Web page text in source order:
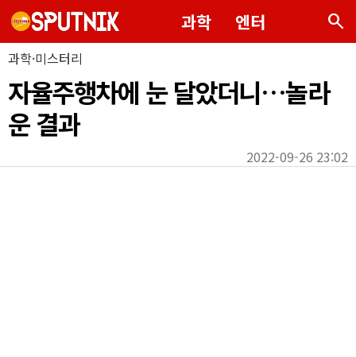
과학 엔터 search
과학·미스터리
자율주행차에 눈 달았더니…놀라
운 결과
2022-09-26 23:02